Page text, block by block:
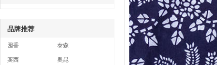
品牌推荐
园香
泰森
宾西
奥昆